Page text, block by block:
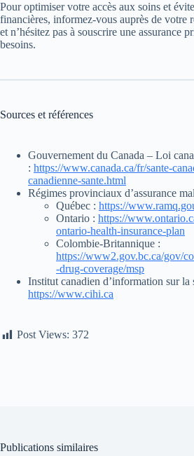
Pour optimiser votre accès aux soins et
financières, informez-vous auprès de votre
et n’hésitez pas à souscrire une assurance
besoins.
Sources et références
Gouvernement du Canada – Loi
: https://www.canada.ca/fr/sante-
canadienne-sante.html
Régimes provinciaux d’assurance
Québec : https://
Ontario : https://
ontario-health-insurance-plan
Colombie-Britannique :
https://www2.gov.bc.ca/gov/
-drug-coverage/msp
Institut canadien d’information sur la
https://www.cihi.ca
Post Views: 372
Publications similaires